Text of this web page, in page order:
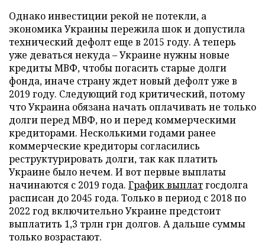
Однако инвестиции рекой не потекли, а
экономика Украины пережила шок и допустила
технический дефолт еще в 2015 году. А теперь
уже деваться некуда – Украине нужны новые
кредиты МВФ, чтобы погасить старые долги
фонда, иначе страну ждет новый дефолт уже в
2019 году. Следующий год критический, потому
что Украина обязана начать оплачивать не только
долги перед МВФ, но и перед коммерческими
кредиторами. Несколькими годами ранее
коммерческие кредиторы согласились
реструктурировать долги, так как платить
Украине было нечем. И вот первые выплаты
начинаются с 2019 года. График выплатгосдолга
расписан до 2045 года. Только в период с 2018 по
2022 год включительно Украине предстоит
выплатить 1,3 трлн грн долгов. А дальше суммы
только возрастают.